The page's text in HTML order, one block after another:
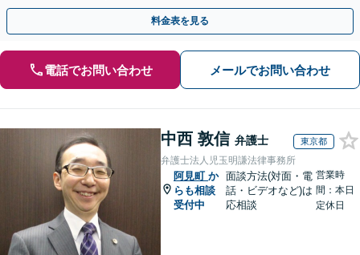
料金表を見る
電話でお問い合わせ メールでお問い合わせ
中西 敦信 弁護士 東京都
弁護士法人児玉明謙法律事務所
阿見町 か
らも相談
受付中
面談方法(対面・電
話・ビデオなど)は
応相談
営業時
間：本日
定休日